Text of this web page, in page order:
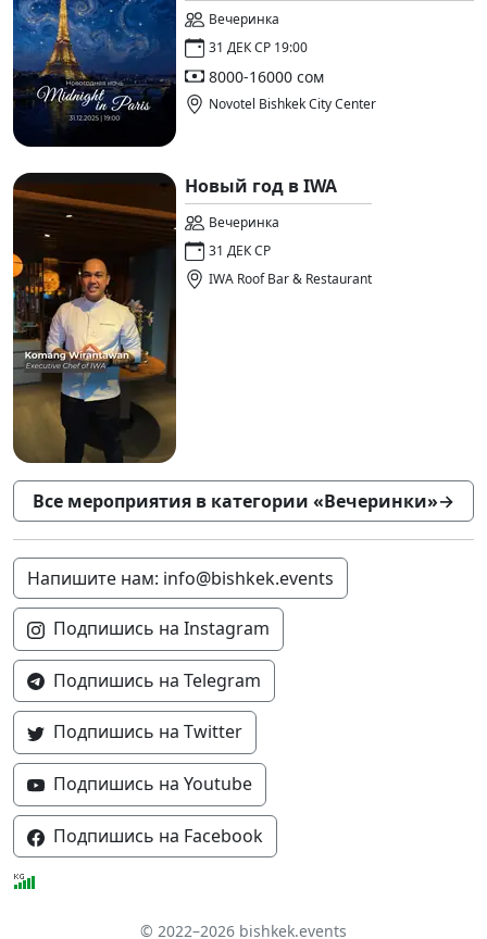
Вечеринка
31 ДЕК СР 19:00
8000-16000 сом
Novotel Bishkek City Center
Новый год в IWA
Вечеринка
31 ДЕК СР
IWA Roof Bar & Restaurant
Все мероприятия в категории «Вечеринки»→
Напишите нам: info@bishkek.events
Подпишись на Instagram
Подпишись на Telegram
Подпишись на Twitter
Подпишись на Youtube
Подпишись на Facebook
© 2022–2026 bishkek.events